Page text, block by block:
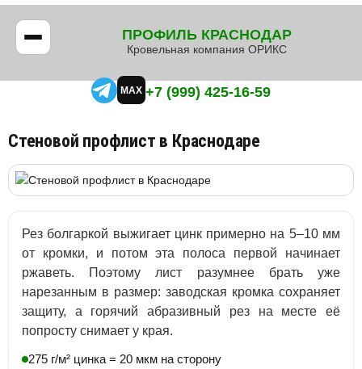
ПРОФИЛЬ КРАСНОДАР
Кровельная компания ОРИКС
MAX +7 (999) 425-16-59
Стеновой профлист в Краснодаре
Рез болгаркой выжигает цинк примерно на 5–10 мм
от кромки, и потом эта полоса первой начинает
ржаветь. Поэтому лист разумнее брать уже
нарезанным в размер: заводская кромка сохраняет
защиту, а горячий абразивный рез на месте её
попросту снимает у края.
275 г/м² цинка = 20 мкм на сторону